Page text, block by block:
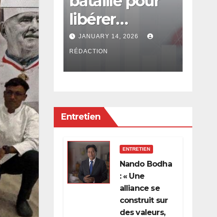
est
2026
libérer
l’économie de
la
concentration,
et des
privilèges
hérités
JANUARY 14, 2026
RÉDACTION
Entretien
ENTRETIEN
Nando Bodha
: « Une
alliance se
construit sur
des valeurs,